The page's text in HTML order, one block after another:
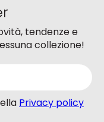
tendenze e
collezione!
Privacy policy